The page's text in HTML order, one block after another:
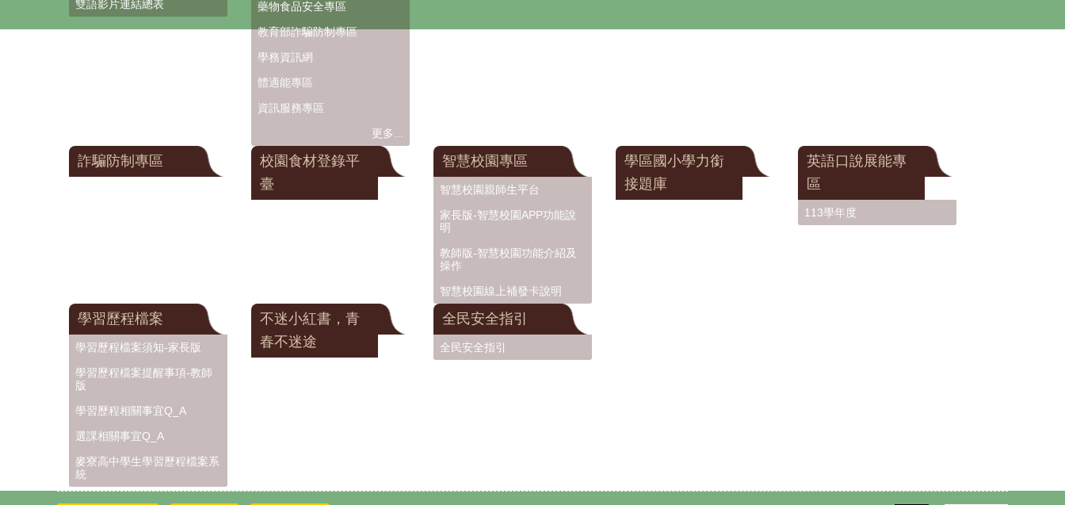
雙語影片連結總表
藥物食品安全專區
教育部詐騙防制專區
學務資訊網
體適能專區
資訊服務專區
更多...
詐騙防制專區
校園食材登錄平
臺
智慧校園專區
智慧校園親師生平台
家長版-智慧校園APP功能說
明
教師版-智慧校園功能介紹及
操作
智慧校園線上補發卡說明
學區國小學力銜
接題庫
英語口說展能專
區
113學年度
學習歷程檔案
學習歷程檔案須知-家長版
學習歷程檔案提醒事項-教師
版
學習歷程相關事宜Q_A
選課相關事宜Q_A
麥寮高中學生學習歷程檔案系
統
不迷小紅書，青
春不迷途
全民安全指引
全民安全指引